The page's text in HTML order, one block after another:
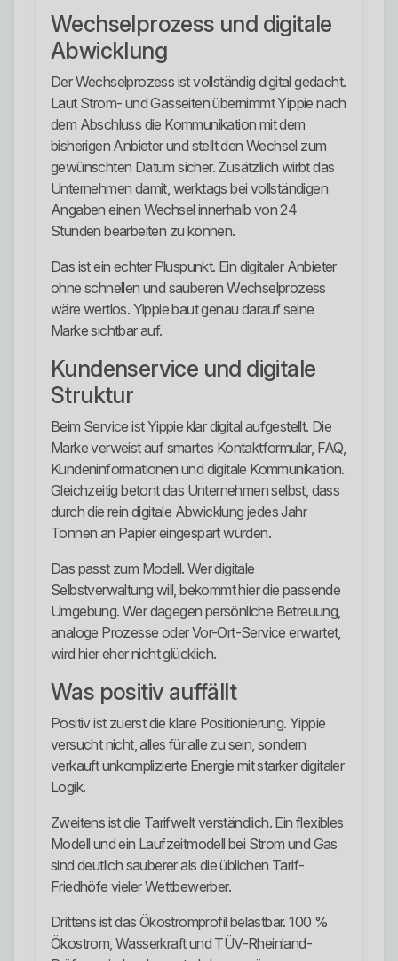
Wechselprozess und digitale
Abwicklung
Der Wechselprozess ist vollständig digital gedacht.
Laut Strom- und Gasseiten übernimmt Yippie nach
dem Abschluss die Kommunikation mit dem
bisherigen Anbieter und stellt den Wechsel zum
gewünschten Datum sicher. Zusätzlich wirbt das
Unternehmen damit, werktags bei vollständigen
Angaben einen Wechsel innerhalb von 24
Stunden bearbeiten zu können.
Das ist ein echter Pluspunkt. Ein digitaler Anbieter
ohne schnellen und sauberen Wechselprozess
wäre wertlos. Yippie baut genau darauf seine
Marke sichtbar auf.
Kundenservice und digitale
Struktur
Beim Service ist Yippie klar digital aufgestellt. Die
Marke verweist auf smartes Kontaktformular, FAQ,
Kundeninformationen und digitale Kommunikation.
Gleichzeitig betont das Unternehmen selbst, dass
durch die rein digitale Abwicklung jedes Jahr
Tonnen an Papier eingespart würden.
Das passt zum Modell. Wer digitale
Selbstverwaltung will, bekommt hier die passende
Umgebung. Wer dagegen persönliche Betreuung,
analoge Prozesse oder Vor-Ort-Service erwartet,
wird hier eher nicht glücklich.
Was positiv auffällt
Positiv ist zuerst die klare Positionierung. Yippie
versucht nicht, alles für alle zu sein, sondern
verkauft unkomplizierte Energie mit starker digitaler
Logik.
Zweitens ist die Tarifwelt verständlich. Ein flexibles
Modell und ein Laufzeitmodell bei Strom und Gas
sind deutlich sauberer als die üblichen Tarif-
Friedhöfe vieler Wettbewerber.
Drittens ist das Ökostromprofil belastbar. 100 %
Ökostrom, Wasserkraft und TÜV-Rheinland-